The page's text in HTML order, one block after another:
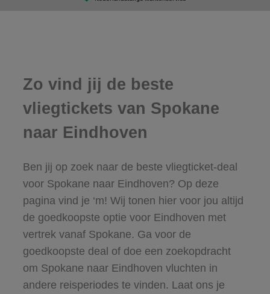
Zo vind jij de beste
vliegtickets van Spokane
naar Eindhoven
Ben jij op zoek naar de beste vliegticket-deal
voor Spokane naar Eindhoven? Op deze
pagina vind je ‘m! Wij tonen hier voor jou altijd
de goedkoopste optie voor Eindhoven met
vertrek vanaf Spokane. Ga voor de
goedkoopste deal of doe een zoekopdracht
om Spokane naar Eindhoven vluchten in
andere reisperiodes te vinden. Laat ons je